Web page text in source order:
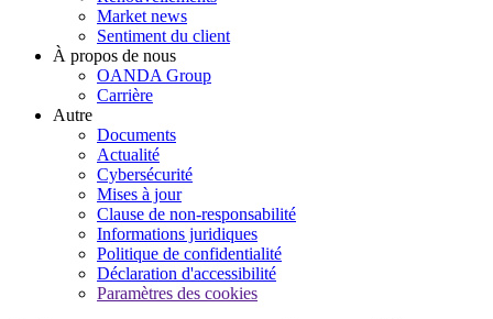
Market news
Sentiment du client
À propos de nous
OANDA Group
Carrière
Autre
Documents
Actualité
Cybersécurité
Mises à jour
Clause de non-responsabilité
Informations juridiques
Politique de confidentialité
Déclaration d'accessibilité
Paramètres des cookies